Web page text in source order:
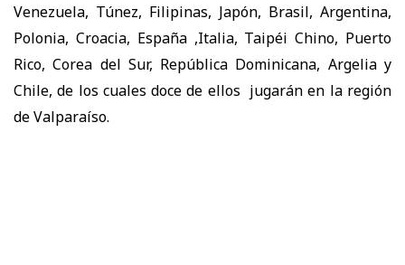
Venezuela, Túnez, Filipinas, Japón, Brasil, Argentina,
Polonia, Croacia, España ,Italia, Taipéi Chino, Puerto
Rico, Corea del Sur, República Dominicana, Argelia y
Chile, de los cuales doce de ellos jugarán en la región
de Valparaíso.